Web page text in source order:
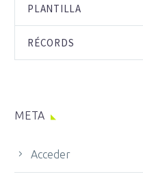
PLANTILLA
RÉCORDS
META
Acceder